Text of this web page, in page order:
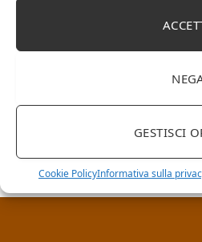
GESTISCI
Cookie PolicyInformativa sulla